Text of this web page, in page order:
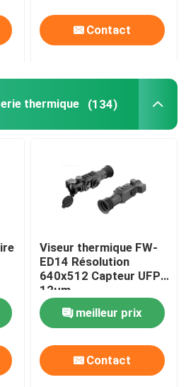
des aéronefs
Contact
thermique (134)
5
Viseur thermique FW-
ED14 Résolution
640x512 Capteur UFPA
12µm
meilleur prix
Contact